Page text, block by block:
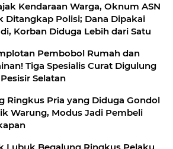
Kendaraan Warga, Oknum ASN
Ditangkap Polisi; Dana Dipakai
Korban Diduga Lebih dari Satu
Pembobol Rumah dan
Tiga Spesialis Curat Digulung
Selatan
Ringkus Pria yang Diduga Gondol
Warung, Modus Jadi Pembeli